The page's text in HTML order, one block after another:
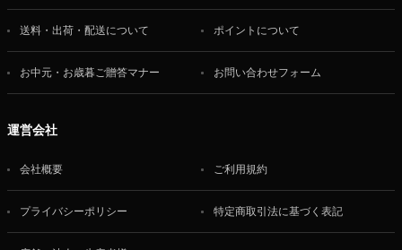
送料・出荷・配送について ポイントについて
お中元・お歳暮ご贈答マナー お問い合わせフォーム
運営会社
会社概要 ご利用規約
プライバシーポリシー 特定商取引法に基づく表記